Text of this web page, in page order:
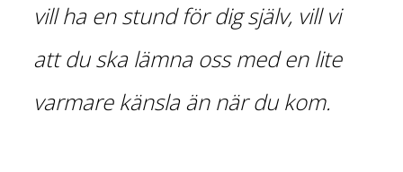
vill ha en stund för dig själv, vill vi
att du ska lämna oss med en lite
varmare känsla än när du kom.